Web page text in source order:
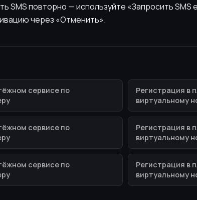
SMS повторно — используйте «Запросить
через «Отменить».
сервисе по
Регистрация в
виртуальному
сервисе по
Регистрация в
виртуальному
сервисе по
Регистрация в
виртуальному